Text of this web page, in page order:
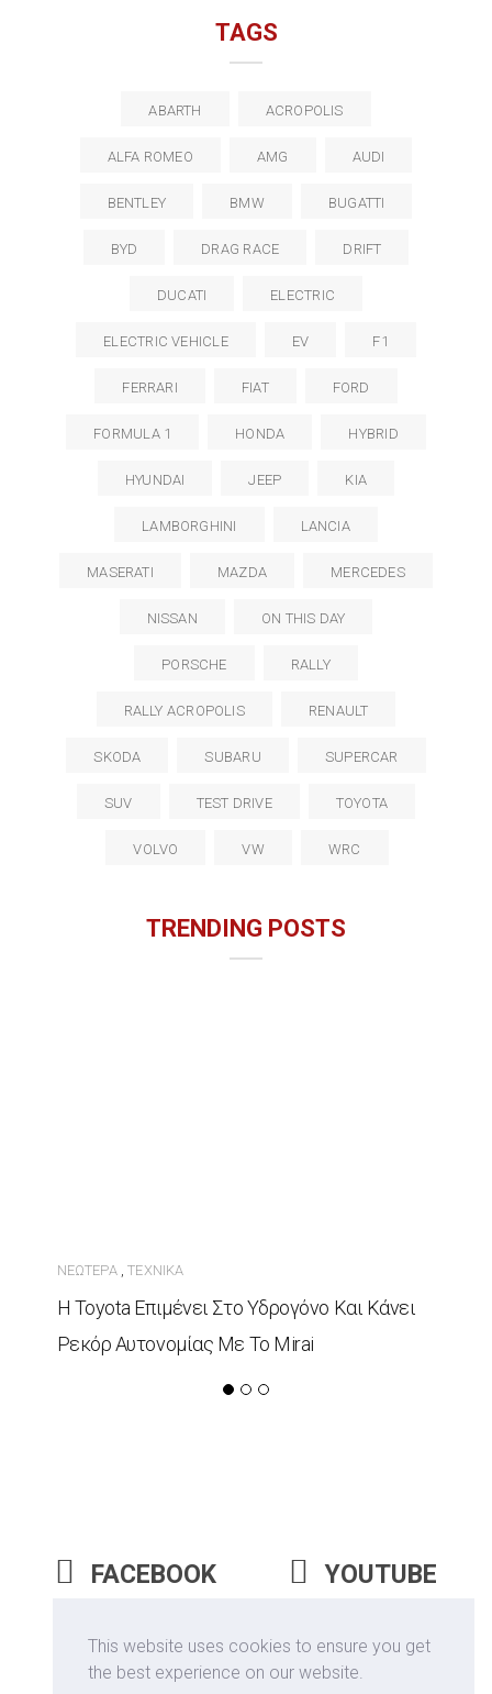
This website uses cookies to ensure you get
the best experience on our website.
TAGS
ABARTH ACROPOLIS
ALFA ROMEO AMG AUDI
BENTLEY BMW BUGATTI
BYD DRAG RACE DRIFT
DUCATI ELECTRIC
ELECTRIC VEHICLE EV F1
FERRARI FIAT FORD
FORMULA 1 HONDA HYBRID
HYUNDAI JEEP KIA
LAMBORGHINI LANCIA
MASERATI MAZDA MERCEDES
NISSAN ON THIS DAY
PORSCHE RALLY
RALLY ACROPOLIS RENAULT
SKODA SUBARU SUPERCAR
SUV TEST DRIVE TOYOTA
VOLVO VW WRC
TRENDING POSTS
ΝΕΏΤΕΡΑ,ΤΕΧΝΙΚΆ
Η Toyota Επιμένει Στο Υδρογόνο Και Κάνει
Ρεκόρ Αυτονομίας Με Το Mirai
FACEBOOK
YOUTUBE
INSTAGRAM